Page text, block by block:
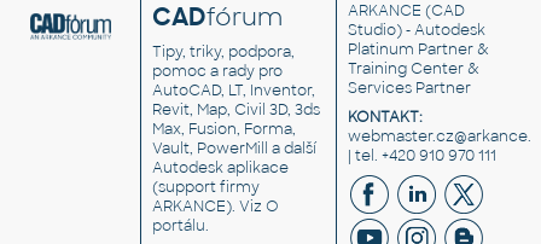
CADfórum
Tipy, triky, podpora,
pomoc a rady pro
AutoCAD, LT, Inventor,
Revit, Map, Civil 3D, 3ds
Max, Fusion, Forma,
Vault, PowerMill a další
Autodesk aplikace
(support firmy
ARKANCE). VizO
portálu.
ARKANCE (CAD
Studio) - Autodesk
Platinum Partner &
Training Center &
Services Partner
KONTAKT:
| tel. +420 910 970 111